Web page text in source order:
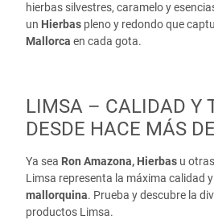
hierbas silvestres, caramelo y
un Hierbas pleno y redondo que
Mallorca en cada gota.
LIMSA – CALIDAD Y
DESDE HACE MÁS
Ya sea Ron Amazona, Hierbas u
Limsa representa la máxima calidad
mallorquina. Prueba y descubre la
productos Limsa.